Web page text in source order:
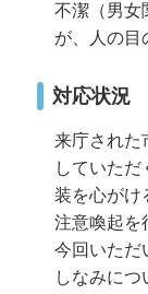
不潔（男女
が、人の目
対応状況
来庁された
していた
装を心がけ
注意喚起を
今回いただ
しなみにつ